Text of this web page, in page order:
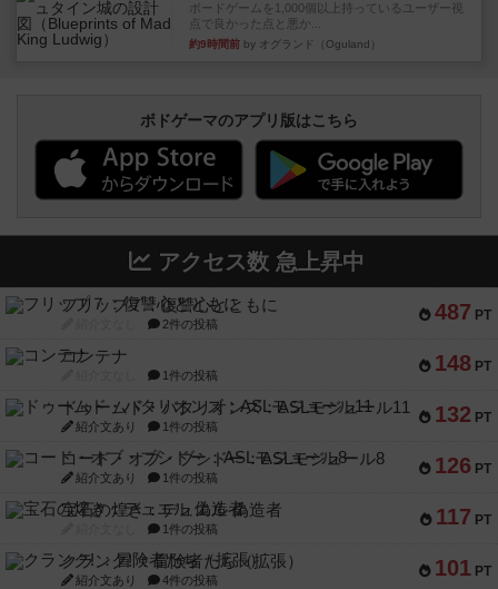
ボードゲームを1,000個以上持っているユーザー視
点で良かった点と悪か...
約9時間前 by オグランド（Oguland）
ボドゲーマのアプリ版はこちら
アクセス数 急上昇中
487 PT
フリップ７：復讐心とともに
2件の投稿
148 PT
コンテナ
1件の投稿
132 PT
ドゥームド・バタリオンズ：ASLモジュール11
紹介文あり 1件の投稿
126 PT
コード・オブ・ブシドー：ASLモジュール8
紹介文あり 1件の投稿
117 PT
宝石の煌き：デュエル 偽造者
1件の投稿
101 PT
クランク! ：冒険者たち（拡張）
紹介文あり 4件の投稿